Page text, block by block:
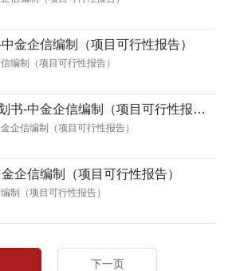
金企信编制（项目可行性报告）
编制（项目可行性报告）
生活用纸项目商业计划书-中金企信编制（项目可行性报告）
企信编制（项目可行性报告）
企信编制（项目可行性报告）
制（项目可行性报告）
下一页